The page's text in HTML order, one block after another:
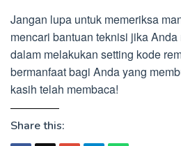
Jangan lupa untuk memeriksa
mencari bantuan teknisi jika
dalam melakukan setting kode
bermanfaat bagi Anda yang
kasih telah membaca!
Share this: